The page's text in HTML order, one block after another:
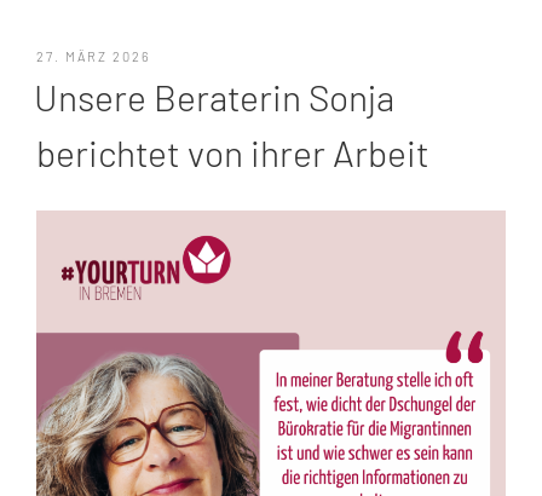
VERÖFFENTLICHT
27. MÄRZ 2026
Unsere Beraterin Sonja
berichtet von ihrer Arbeit